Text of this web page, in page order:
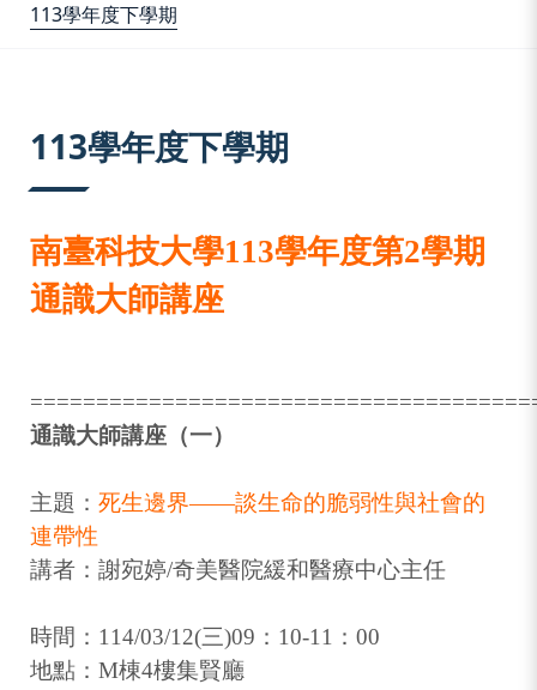
113學年度下學期
113學年度下學期
南臺科技大學113學年度第2學期
通識大師講座
通識大師講座（一）
主題： 死生邊界——談生命的脆弱性與社會的
連帶性
講者：謝宛婷/奇美醫院緩和醫療中心主任
時間：114/03/12(三)09：10-11：00
地點：M棟4樓集賢廳